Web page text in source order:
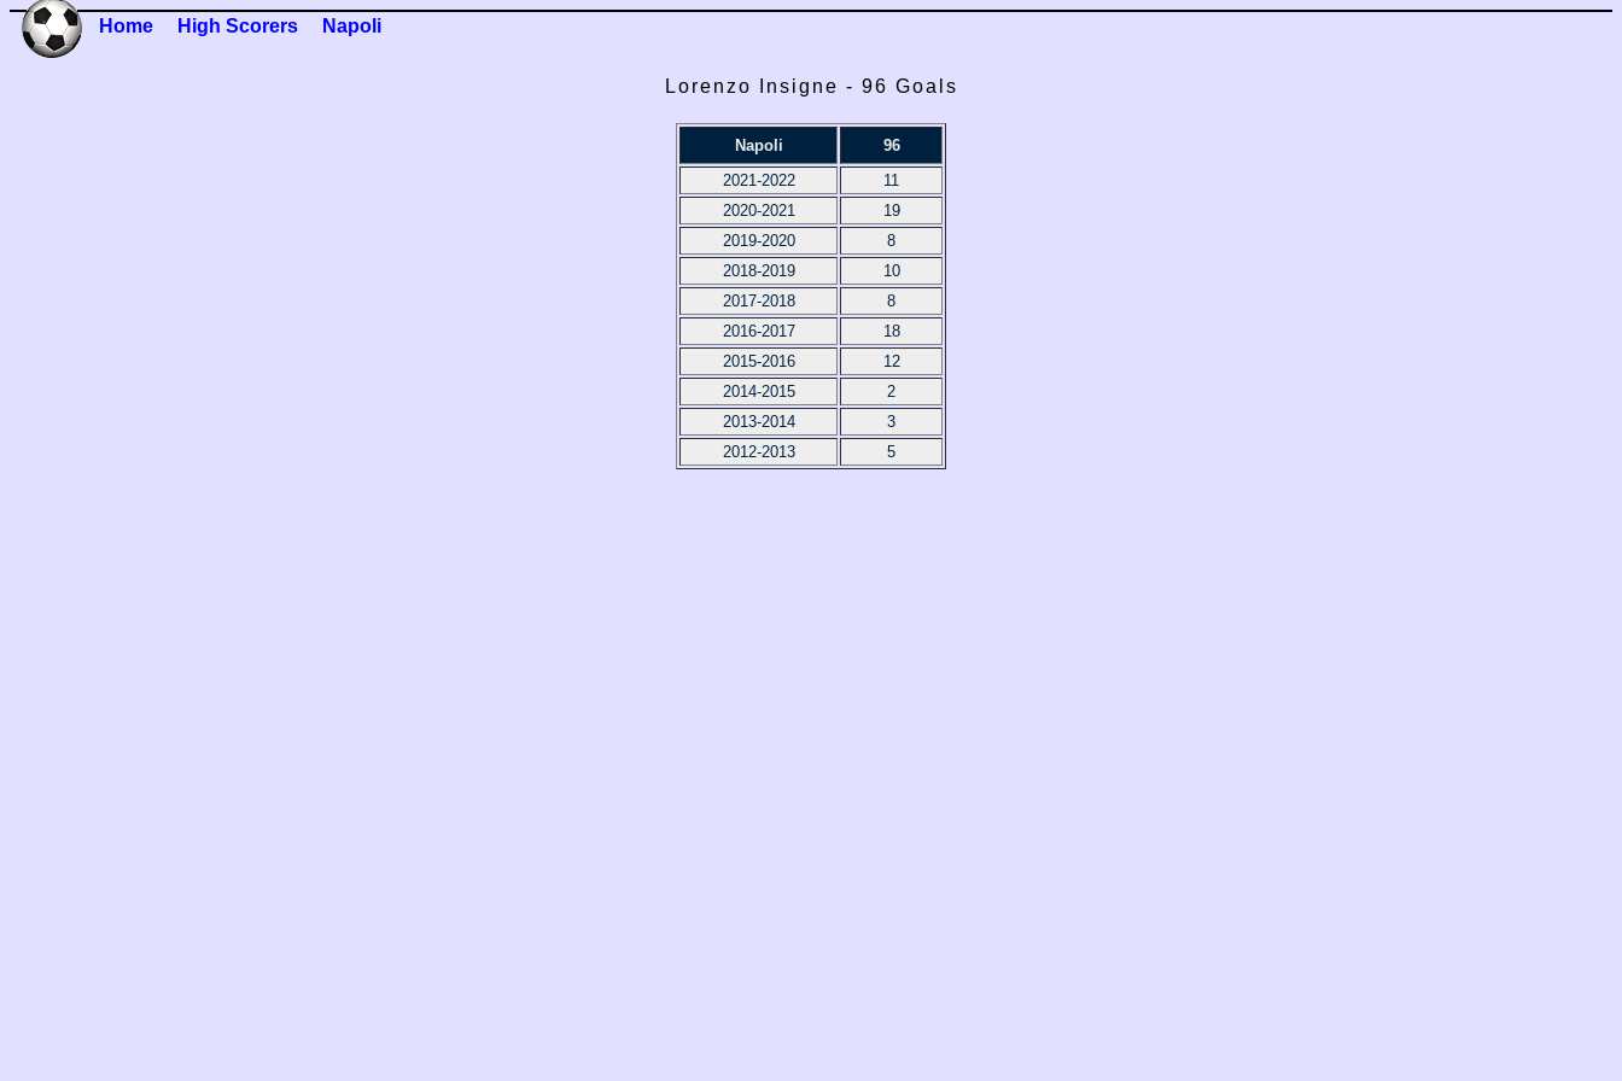
Home High Scorers Napoli
Lorenzo Insigne - 96 Goals
Napoli
96
2021-2022
11
2020-2021
19
2019-2020
8
2018-2019
10
2017-2018
8
2016-2017
18
2015-2016
12
2014-2015
2
2013-2014
3
2012-2013
5